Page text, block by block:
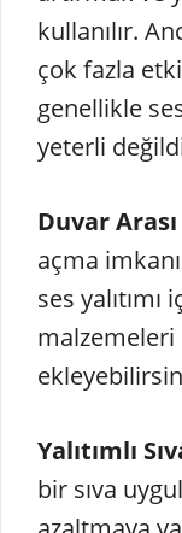
kullanılır.
çok fazla
genellikle
yeterli
Duvar Arası
açma
ses
Yalıtımlı
bir sıva